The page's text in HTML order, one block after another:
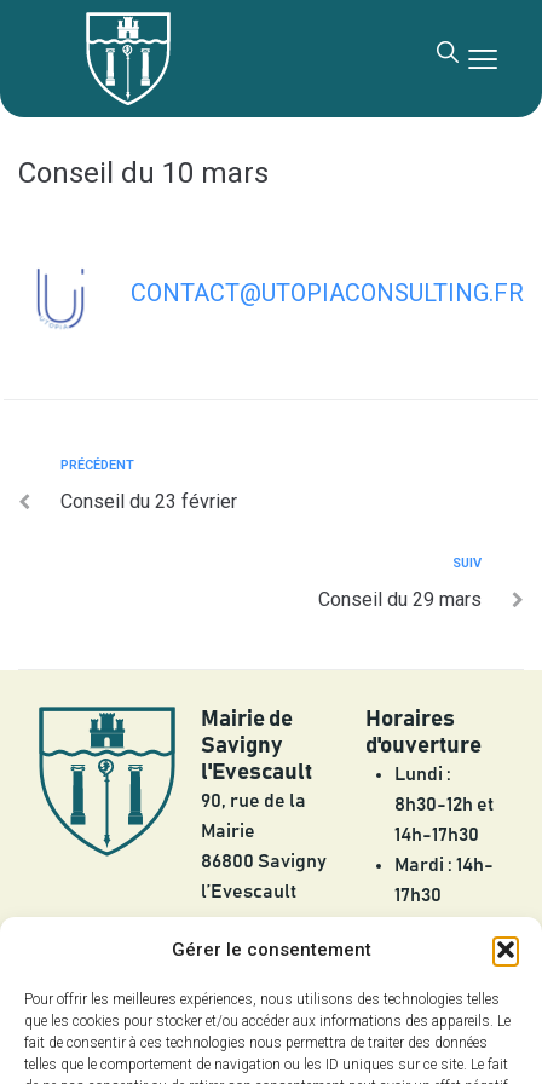
Gérer le consentement
Pour offrir les meilleures expériences, nous utilisons des technologies telles
que les cookies pour stocker et/ou accéder aux informations des appareils. Le
fait de consentir à ces technologies nous permettra de traiter des données
telles que le comportement de navigation ou les ID uniques sur ce site. Le fait
Conseil du 10 mars
CONTACT@UTOPIACONSULTING.FR
PRÉCÉDENT
Conseil du 23 février
SUIV
Conseil du 29 mars
Mairie de
Savigny
l'Evescault
90, rue de la
Mairie
86800 Savigny
l’Evescault
05 49 56 55
contact@savignylevescault.fr
Contact
Horaires
d'ouverture
Lundi :
8h30-12h et
14h-17h30
Mardi : 14h-
17h30
8h30-12h et
14h-17h30
Vendredi :